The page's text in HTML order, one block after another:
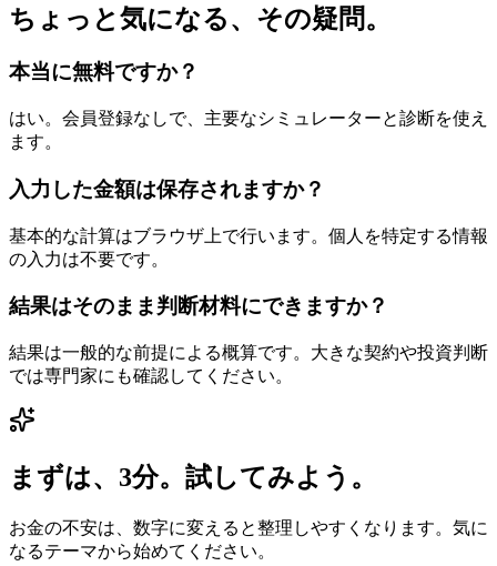
ちょっと気になる、その疑問。
本当に無料ですか？
はい。会員登録なしで、主要なシミュレーターと診断を使え
ます。
入力した金額は保存されますか？
基本的な計算はブラウザ上で行います。個人を特定する情報
の入力は不要です。
結果はそのまま判断材料にできますか？
結果は一般的な前提による概算です。大きな契約や投資判断
では専門家にも確認してください。
まずは、3分。試してみよう。
お金の不安は、数字に変えると整理しやすくなります。気に
なるテーマから始めてください。